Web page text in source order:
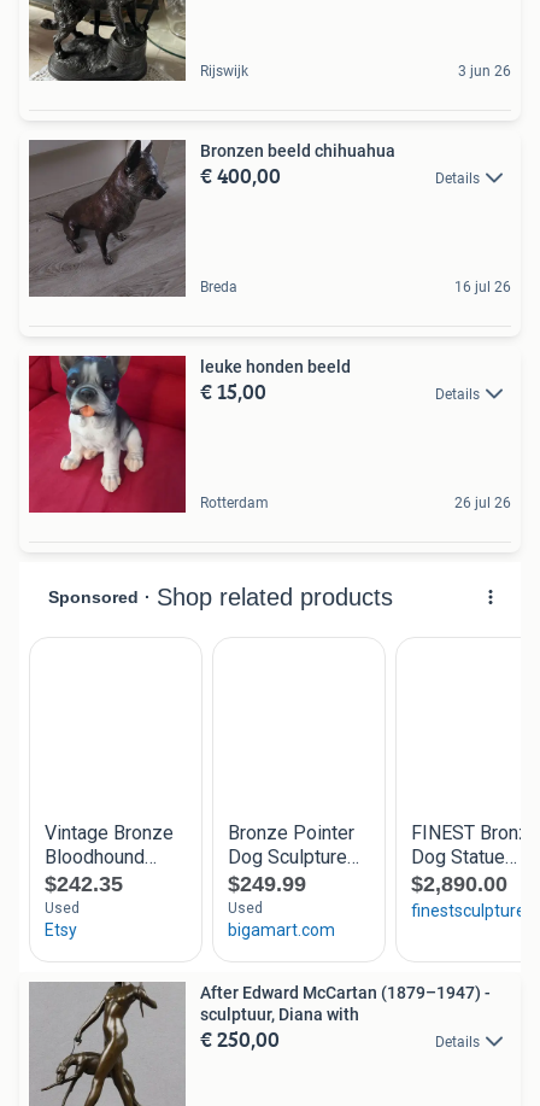
Rijswijk 3 jun 26
Bronzen beeld chihuahua
€ 400,00 Details
Breda 16 jul 26
leuke honden beeld
€ 15,00 Details
Rotterdam 26 jul 26
After Edward McCartan (1879–1947) -
sculptuur, Diana with
€ 250,00 Details